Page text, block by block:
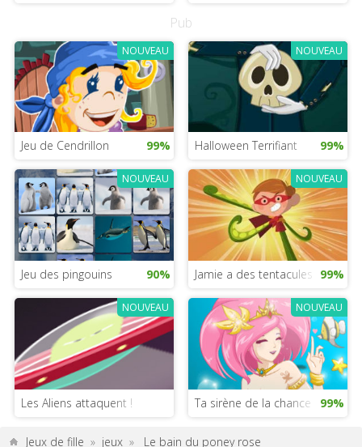
Pub
NOUVEAU
Jeu de Cendrillon 99%
NOUVEAU
Halloween Terrifiant 99%
NOUVEAU
Jeu des pingouins 90%
NOUVEAU
Jamie a des tentacules 99%
NOUVEAU
Les Aliens attaquent !
NOUVEAU
Ta sirène de la chance 99%
Jeux de fille » jeux » Le bain du poney rose